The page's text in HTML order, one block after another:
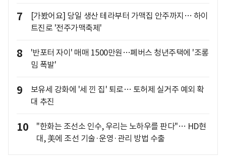
7
[가봤어요] 당일 생산 테라부터 가맥집 안주까지… 하이
트진로 '전주가맥축제'
8
'반포터 자이' 매매 1500만원…폐버스 청년주택에 '조롱
밈 폭발'
9
보유세 강화에 '세 낀 집' 퇴로… 토허제 실거주 예외 확
대 추진
10
"한화는 조선소 인수, 우리는 노하우를 판다"… HD현
대, 美에 조선 기술·운영·관리 방법 수출